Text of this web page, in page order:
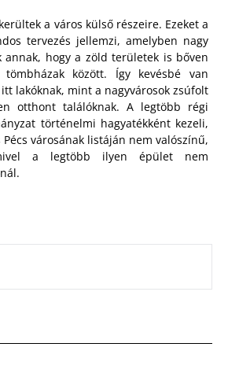
a város külső részeire. Ezeket a
tervezés jellemzi, amelyben nagy
annak, hogy a zöld területek is bőven
között. Így kevésbé van
lakóknak, mint a nagyvárosok zsúfolt
otthont találóknak. A legtöbb régi
történelmi hagyatékként kezeli,
városának listáján nem valószínű,
a legtöbb ilyen épület nem